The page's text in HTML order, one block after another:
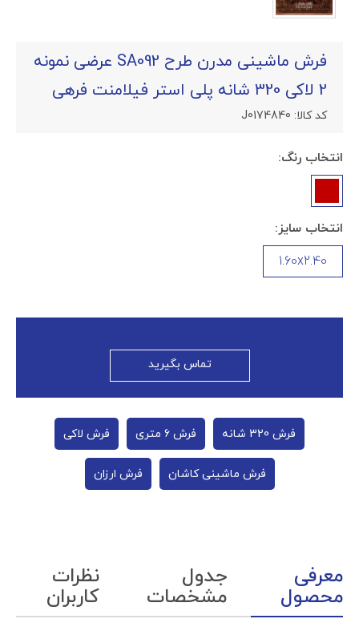
فرش ماشینی مدرن طرح SA092 عرضی نمونه
2 لاکی 320 شانه پلی استر فیلامنت فرهی
کد کالا: J0174840
انتخاب رنگ:
انتخاب سایز:
1.60x2.40
تماس بگیرید
فرش 320 شانه فرش 6 متری فرش لاکی
فرش ماشینی کاشان فرش ارزان
معرفی
محصول
جدول
مشخصات
نظرات
کاربران